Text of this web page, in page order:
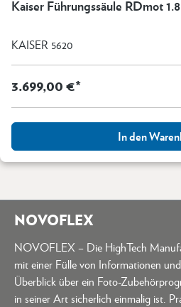
Kaiser Führungssäule RDmot 1.8
KAISER 5620
3.699,00 €*
In den
NOVOFLEX
NOVOFLEX – Die HighTech
mit einer Fülle von Informationen
Überblick über ein Foto-
in seiner Art sicherlich einmalig ist.